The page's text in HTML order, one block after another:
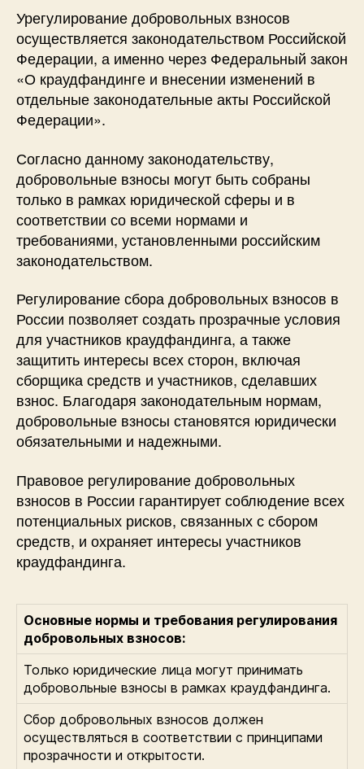
Урегулирование добровольных взносов
осуществляется законодательством Российской
Федерации, а именно через Федеральный закон
«О краудфандинге и внесении изменений в
отдельные законодательные акты Российской
Федерации».
Согласно данному законодательству,
добровольные взносы могут быть собраны
только в рамках юридической сферы и в
соответствии со всеми нормами и
требованиями, установленными российским
законодательством.
Регулирование сбора добровольных взносов в
России позволяет создать прозрачные условия
для участников краудфандинга, а также
защитить интересы всех сторон, включая
сборщика средств и участников, сделавших
взнос. Благодаря законодательным нормам,
добровольные взносы становятся юридически
обязательными и надежными.
Правовое регулирование добровольных
взносов в России гарантирует соблюдение всех
потенциальных рисков, связанных с сбором
средств, и охраняет интересы участников
краудфандинга.
Основные нормы и требования регулирования
добровольных взносов:
Только юридические лица могут принимать
добровольные взносы в рамках краудфандинга.
Сбор добровольных взносов должен
осуществляться в соответствии с принципами
прозрачности и открытости.